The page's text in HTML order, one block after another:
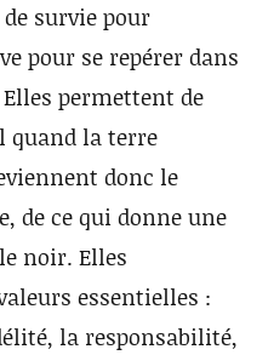
survie pour
pour se repérer dans
permettent de
quand la terre
donc le
de ce qui donne une
noir. Elles
essentielles :
la responsabilité,